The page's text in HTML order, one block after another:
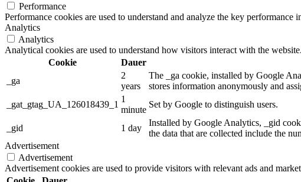
Performance
Performance cookies are used to understand and analyze the key
Analytics
Analytics
Analytical cookies are used to understand how visitors interact with the
Cookie
Dauer
_ga
2
years
The _ga cookie, installed by Google
stores information anonymously and
_gat_gtag_UA_126018439_1
1
minute
Set by Google to distinguish users.
_gid 1 day
Installed by Google Analytics, _gid
the data that are collected include the
Advertisement
Advertisement
Advertisement cookies are used to provide visitors with relevant ads and